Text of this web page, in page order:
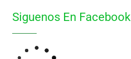
Siguenos En Facebook